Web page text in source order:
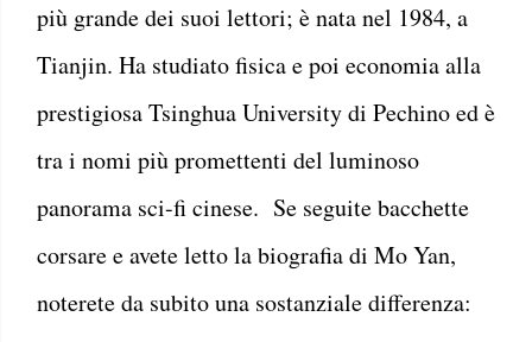
più grande dei suoi lettori; è nata nel 1984, a
Tianjin. Ha studiato fisica e poi economia alla
prestigiosa Tsinghua University di Pechino ed è
tra i nomi più promettenti del luminoso
panorama sci-fi cinese. Se seguite bacchette
corsare e avete letto la biografia di Mo Yan,
noterete da subito una sostanziale differenza: